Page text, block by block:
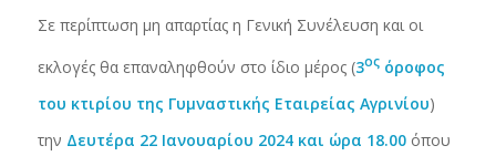
Σε περίπτωση μη απαρτίας η Γενική Συνέλευση και οι
εκλογές θα επαναληφθούν στο ίδιο μέρος (3οςόροφος
του κτιρίου της Γυμναστικής Εταιρείας Αγρινίου)
την Δευτέρα 22 Ιανουαρίου 2024 και ώρα 18.00όπου